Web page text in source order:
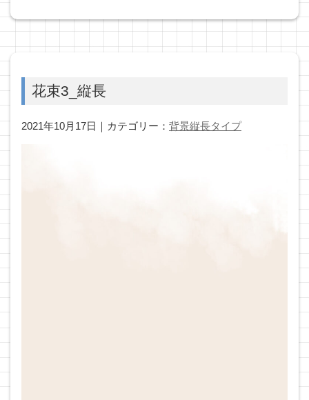
花束3_縦長
2021年10月17日｜カテゴリー： 背景縦長タイプ